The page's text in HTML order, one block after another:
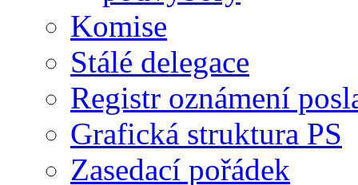
Komise
Stálé delegace
Registr oznámení
Grafická struktura PS
Zasedací pořádek